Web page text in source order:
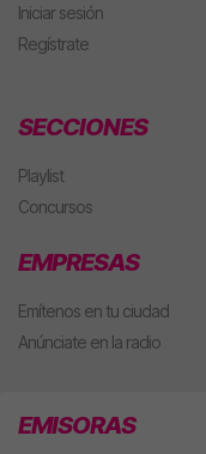
Iniciar sesión
Regístrate
SECCIONES
Playlist
Concursos
EMPRESAS
Emítenos en tu ciudad
Anúnciate en la radio
EMISORAS